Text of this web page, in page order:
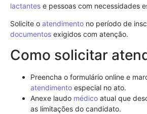
lactantes e pessoas com necessidades
Solicite o atendimento no período de
documentos exigidos com atenção.
Como solicitar
Preencha o formulário online e
atendimento especial no ato.
Anexe laudo médico atual que
as limitações do candidato.